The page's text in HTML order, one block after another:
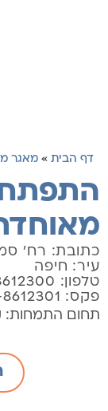
דף הבית » מאגר
כתובת: רח'
עיר: חיפה
טלפון: 048612300
פקס: 04-8612301
תחום התמחות: